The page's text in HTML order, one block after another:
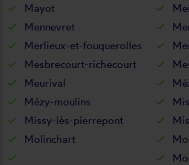
Mayot
Mennevret
Merlieux-et-fouquerolles
Mesbrecourt-richecourt
Meurival
Mézy-moulins
Missy-lès-pierrepont
Molinchart